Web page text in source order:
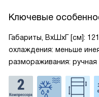
Ключевые
Габариты, ВxШxГ [см]:
охлаждения: меньше
размораживания: ручная